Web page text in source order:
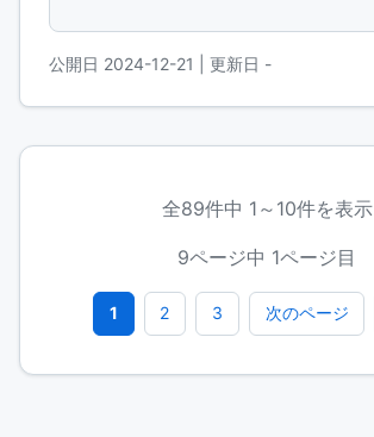
公開日 2024-12-21 | 更新日 -
全89件中 1～10件を表示
9ページ中 1ページ目
1 2 3 次のページ